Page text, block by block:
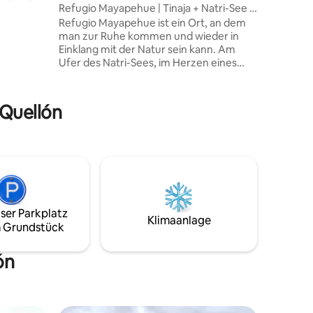
Bewertungen
werden
Tage
Refugio Mayapehue | Tinaja + Natri-See +
Wald
Refugio Mayapehue ist ein Ort, an dem
man zur Ruhe kommen und wieder in
Einklang mit der Natur sein kann. Am
Ufer des Natri-Sees, im Herzen eines
Warmwasser pro Tag aus dem
Umgebung und Schlichtheit jederzeit im
Parkplatz
Grundstück
Klimaanlage